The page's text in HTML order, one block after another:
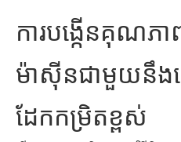
ការបង្កើនគុណភ
ម៉ាស៊ីនជាមួយនឹងស
ដែកកម្រិតខ្ពស់